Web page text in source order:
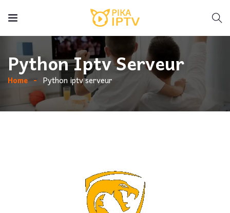
Python Iptv Serveur
Home Python iptv serveur